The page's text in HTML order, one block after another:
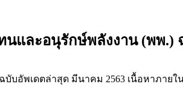
และอนุรักษ์พลังงาน (พพ.)
เนื้อหาภายใ